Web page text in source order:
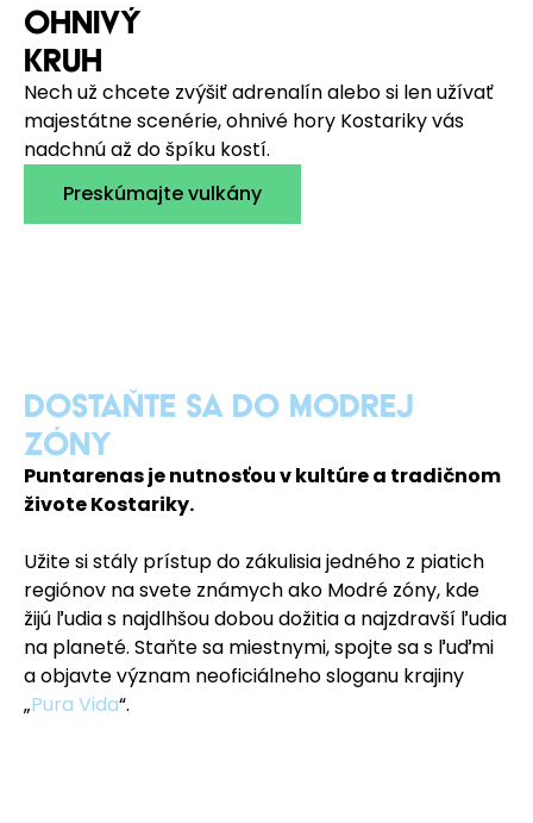
OHNIVÝ
KRUH
Nech už chcete zvýšiť adrenalín alebo si len užívať
majestátne scenérie, ohnivé hory Kostariky vás
nadchnú až do špíku kostí.
Preskúmajte vulkány
DOSTAňTE SA DO MODREJ
ZÓNY
Puntarenas je nutnosťou v kultúre a tradičnom
živote Kostariky.
Užite si stály prístup do zákulisia jedného z piatich
regiónov na svete známych ako Modré zóny, kde
žijú ľudia s najdlhšou dobou dožitia a najzdravší ľudia
na planeté. Staňte sa miestnymi, spojte sa s ľuďmi
a objavte význam neoficiálneho sloganu krajiny
„Pura Vida“.